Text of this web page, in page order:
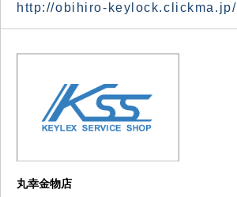
http://obihiro-keylock.clickma.jp/
丸幸金物店